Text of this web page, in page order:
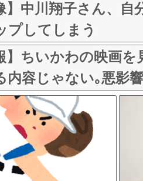
】中川翔子さん、
プしてしまう
】ちいかわの映画
内容じゃない｡悪影
w w w w